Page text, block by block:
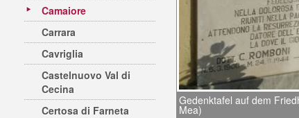
Camaiore
Carrara
Cavriglia
Castelnuovo Val di
Cecina
Certosa di Farneta
Gedenktafel auf dem
Mea)